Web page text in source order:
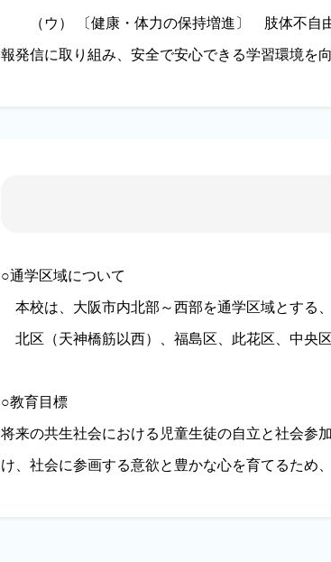
（ウ） 〔健康・体力の保持増進〕 肢体不自由
報発信に取り組み、安全で安心できる学習環境を
○通学区域について
本校は、大阪市内北部～西部を通学区域とする
北区（天神橋筋以西）、福島区、此花区、中央
○教育目標
将来の共生社会における児童生徒の自立と社会参
け、社会に参画する意欲と豊かな心を育てるため